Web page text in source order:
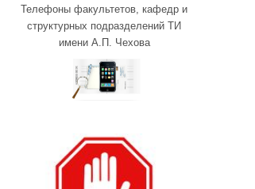
Телефоны факультетов, кафедр и
структурных подразделений ТИ
имени А.П. Чехова